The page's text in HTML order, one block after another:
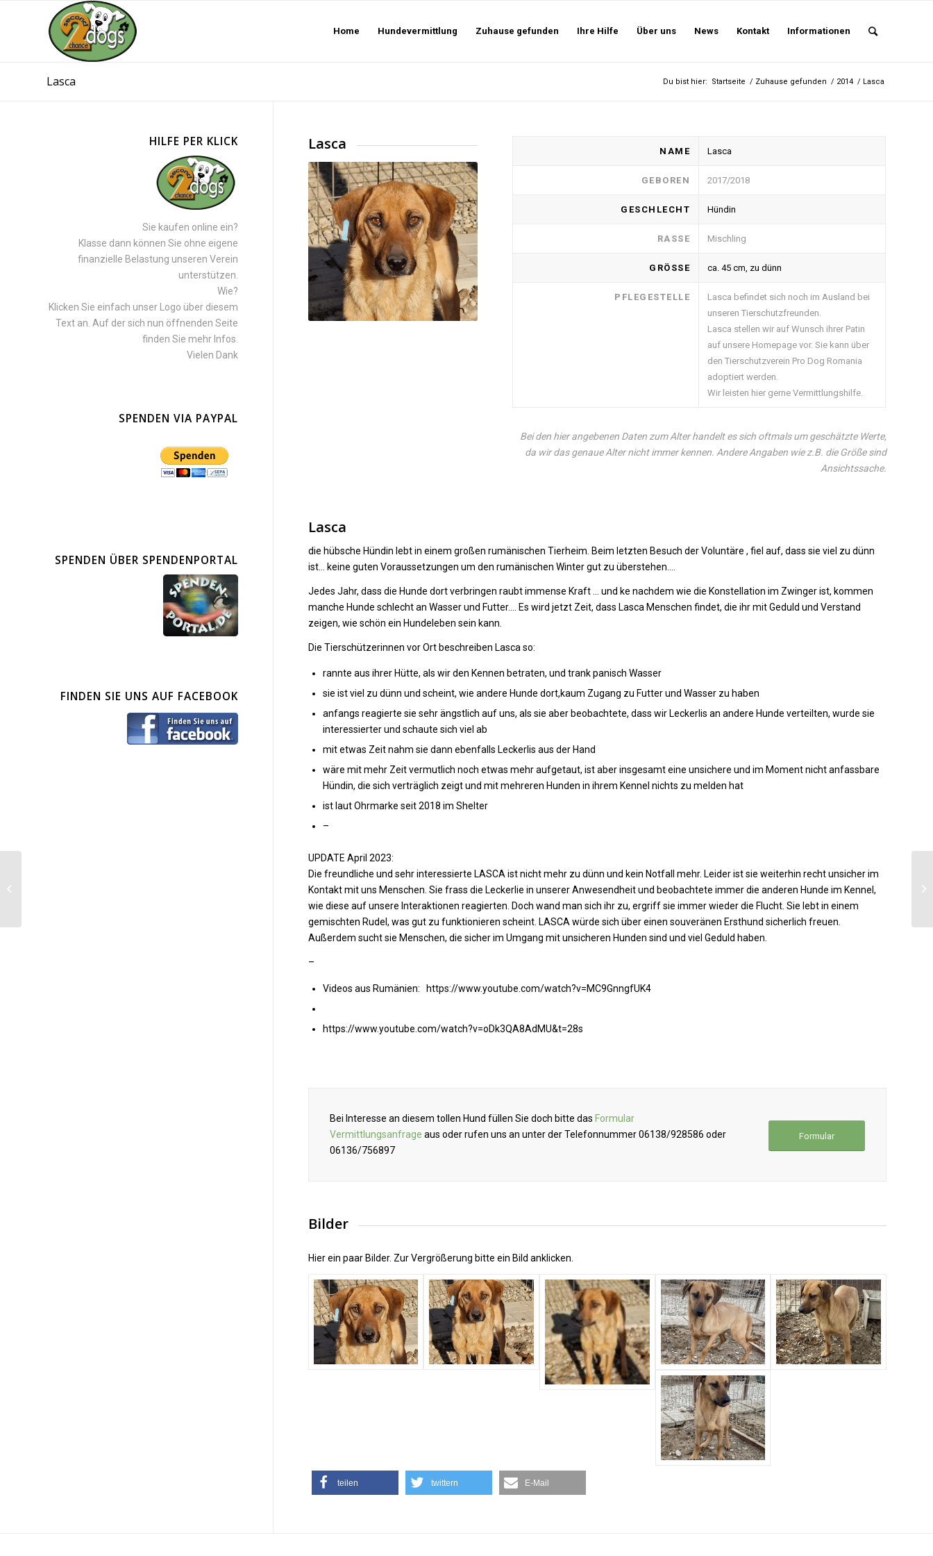
Home Hundevermittlung Zuhause gefunden Ihre Hilfe Über uns News Kontakt Informationen
Lasca Du bist hier: Startseite / Zuhause gefunden / 2014 / Lasca
Lasca NAME Lasca
GEBOREN 2017/2018
GESCHLECHT Hündin
RASSE Mischling
GRÖSSE ca. 45 cm, zu dünn
PFLEGESTELLE
Lasca befindet sich noch im Ausland bei
unseren Tierschutzfreunden.
Lasca stellen wir auf Wunsch ihrer Patin
auf unsere Homepage vor. Sie kann über
den Tierschutzverein Pro Dog Romania
adoptiert werden.
Wir leisten hier gerne Vermittlungshilfe.
Bei den hier angebenen Daten zum Alter handelt es sich oftmals um geschätzte Werte,
da wir das genaue Alter nicht immer kennen. Andere Angaben wie z.B. die Größe sind
Ansichtssache.
Lasca
die hübsche Hündin lebt in einem großen rumänischen Tierheim. Beim letzten Besuch der Voluntäre , fiel auf, dass sie viel zu dünn
ist… keine guten Voraussetzungen um den rumänischen Winter gut zu überstehen….
Jedes Jahr, dass die Hunde dort verbringen raubt immense Kraft … und ke nachdem wie die Konstellation im Zwinger ist, kommen
manche Hunde schlecht an Wasser und Futter…. Es wird jetzt Zeit, dass Lasca Menschen findet, die ihr mit Geduld und Verstand
zeigen, wie schön ein Hundeleben sein kann.
Die Tierschützerinnen vor Ort beschreiben Lasca so:
rannte aus ihrer Hütte, als wir den Kennen betraten, und trank panisch Wasser
sie ist viel zu dünn und scheint, wie andere Hunde dort,kaum Zugang zu Futter und Wasser zu haben
anfangs reagierte sie sehr ängstlich auf uns, als sie aber beobachtete, dass wir Leckerlis an andere Hunde verteilten, wurde sie
interessierter und schaute sich viel ab
mit etwas Zeit nahm sie dann ebenfalls Leckerlis aus der Hand
wäre mit mehr Zeit vermutlich noch etwas mehr aufgetaut, ist aber insgesamt eine unsichere und im Moment nicht anfassbare
Hündin, die sich verträglich zeigt und mit mehreren Hunden in ihrem Kennel nichts zu melden hat
ist laut Ohrmarke seit 2018 im Shelter
–
UPDATE April 2023:
Die freundliche und sehr interessierte LASCA ist nicht mehr zu dünn und kein Notfall mehr. Leider ist sie weiterhin recht unsicher im
Kontakt mit uns Menschen. Sie frass die Leckerlie in unserer Anwesendheit und beobachtete immer die anderen Hunde im Kennel,
wie diese auf unsere Interaktionen reagierten. Doch wand man sich ihr zu, ergriff sie immer wieder die Flucht. Sie lebt in einem
gemischten Rudel, was gut zu funktionieren scheint. LASCA würde sich über einen souveränen Ersthund sicherlich freuen.
Außerdem sucht sie Menschen, die sicher im Umgang mit unsicheren Hunden sind und viel Geduld haben.
–
Videos aus Rumänien: https://www.youtube.com/watch?v=MC9GnngfUK4
https://www.youtube.com/watch?v=oDk3QA8AdMU&t=28s
Bei Interesse an diesem tollen Hund füllen Sie doch bitte das Formular
Vermittlungsanfrage aus oder rufen uns an unter der Telefonnummer 06138/928586 oder
06136/756897
Formular
Bilder
Hier ein paar Bilder. Zur Vergrößerung bitte ein Bild anklicken.
teilen twittern E-Mail
HILFE PER KLICK
Sie kaufen online ein?
Klasse dann können Sie ohne eigene
finanzielle Belastung unseren Verein
unterstützen.
Wie?
Klicken Sie einfach unser Logo über diesem
Text an. Auf der sich nun öffnenden Seite
finden Sie mehr Infos.
Vielen Dank
SPENDEN VIA PAYPAL
SPENDEN ÜBER SPENDENPORTAL
FINDEN SIE UNS AUF FACEBOOK